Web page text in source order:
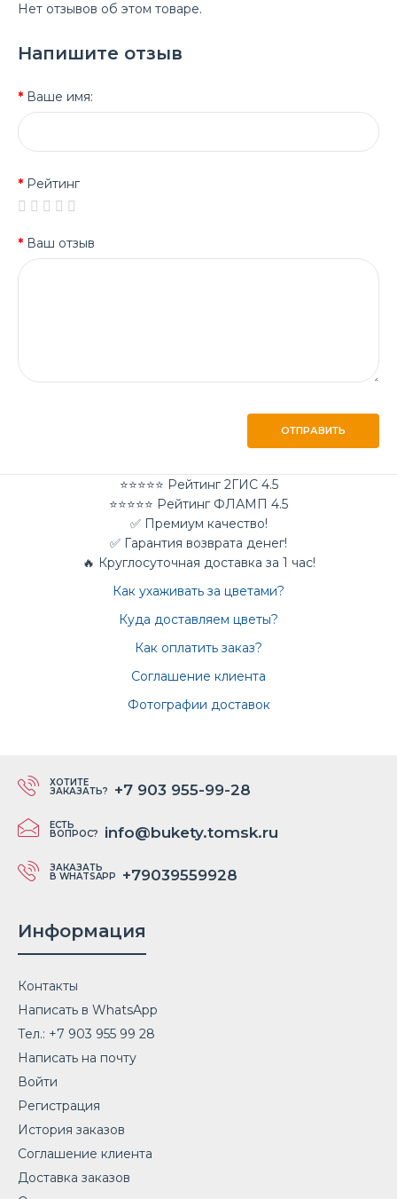
Нет отзывов об этом товаре.
Напишите отзыв
Ваше имя:
Рейтинг
Ваш отзыв
ОТПРАВИТЬ
⭐⭐⭐⭐⭐ Рейтинг 2ГИС 4.5
⭐⭐⭐⭐⭐ Рейтинг ФЛАМП 4.5
✅ Премиум качество!
✅ Гарантия возврата денег!
🔥 Круглосуточная доставка за 1 час!
Как ухаживать за цветами?
Куда доставляем цветы?
Как оплатить заказ?
Соглашение клиента
Фотографии доставок
ХОТИТЕ
ЗАКАЗАТЬ? +7 903 955-99-28
ЕСТЬ
ВОПРОС? info@bukety.tomsk.ru
ЗАКАЗАТЬ
В WHATSAPP +79039559928
Информация
Контакты
Написать в WhatsApp
Тел.: +7 903 955 99 28
Написать на почту
Войти
Регистрация
История заказов
Соглашение клиента
Доставка заказов